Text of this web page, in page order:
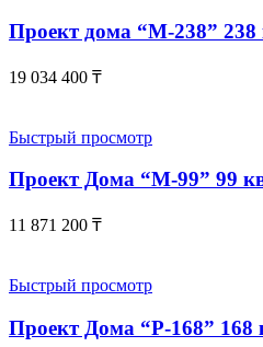
Проект дома “М-238” 238
19 034 400 ₸
Быстрый просмотр
Проект Дома “М-99” 99
11 871 200 ₸
Быстрый просмотр
Проект Дома “Р-168” 168